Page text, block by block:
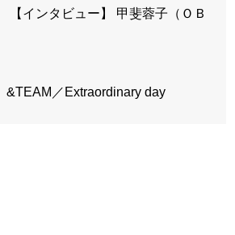
【インタビュー】 甲斐蓉子（ＯＢ
／Extraordinary day